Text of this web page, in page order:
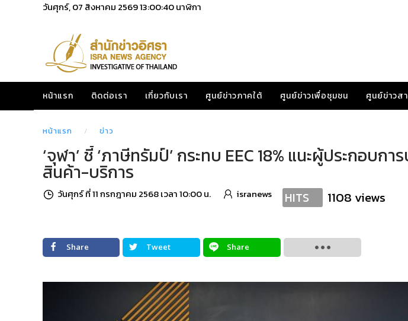
วันศุกร์, 07 สิงหาคม 256913:00:41นาฬิกา
หน้าแรก ติดต่อเรา เกี่ยวกับเรา ศูนย์ข่าวภาคใต้ ศูนย์ข่าวเพื่อชุมชน ศูนย์ข่าวส
หน้าแรก ข่าว
‘จุฬา’ ชี้ ‘ภาษีทรัมป์’ กระทบ EEC 18% แนะผู้ประกอบก
สินค้า-บริการ
วันศุกร์ ที่ 11 กรกฎาคม 2568 เวลา 10:00 น. isranews HITS 1108 views
Share Tweet Share